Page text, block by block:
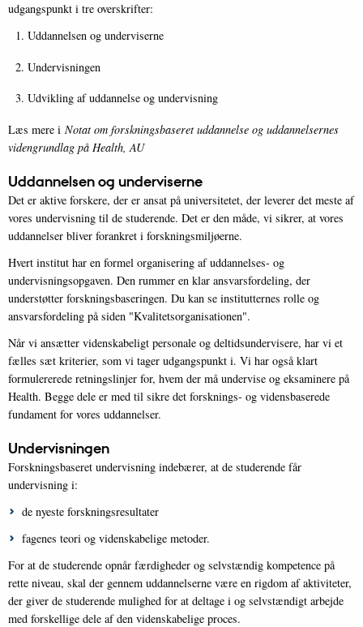
udgangspunkt i tre overskrifter:
Uddannelsen og underviserne
Undervisningen
Udvikling af uddannelse og undervisning
Læs mere i Notat om forskningsbaseret uddannelse og uddannelsernes
videngrundlag på Health, AU
Uddannelsen og underviserne
Det er aktive forskere, der er ansat på universitetet, der leverer det meste af
vores undervisning til de studerende. Det er den måde, vi sikrer, at vores
uddannelser bliver forankret i forskningsmiljøerne.
Hvert institut har en formel organisering af uddannelses- og
undervisningsopgaven. Den rummer en klar ansvarsfordeling, der
understøtter forskningsbaseringen. Du kan se institutternes rolle og
ansvarsfordeling på siden "Kvalitetsorganisationen".
Når vi ansætter videnskabeligt personale og deltidsundervisere, har vi et
fælles sæt kriterier, som vi tager udgangspunkt i. Vi har også klart
formulererede retningslinjer for, hvem der må undervise og eksaminere på
Health. Begge dele er med til sikre det forsknings- og vidensbaserede
fundament for vores uddannelser.
Undervisningen
Forskningsbaseret undervisning indebærer, at de studerende får
undervisning i:
de nyeste forskningsresultater
fagenes teori og videnskabelige metoder.
For at de studerende opnår færdigheder og selvstændig kompetence på
rette niveau, skal der gennem uddannelserne være en rigdom af aktiviteter,
der giver de studerende mulighed for at deltage i og selvstændigt arbejde
med forskellige dele af den videnskabelige proces.